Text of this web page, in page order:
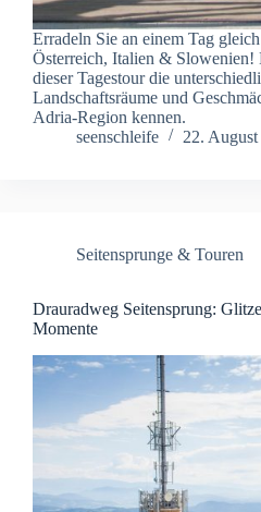
Erradeln Sie an einem Tag
Österreich, Italien & Slowenien!
dieser Tagestour die
Landschaftsräume und
Adria-Region kennen.
seenschleife
22.
Seitensprunge & Touren
Drauradweg Seitensprung:
Momente